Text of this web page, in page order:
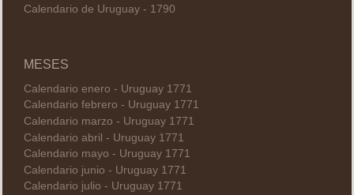
Calendario de Uruguay - 1790
MESES
Calendario enero - Uruguay 1771
Calendario febrero - Uruguay 1771
Calendario marzo - Uruguay 1771
Calendario abril - Uruguay 1771
Calendario mayo - Uruguay 1771
Calendario junio - Uruguay 1771
Calendario julio - Uruguay 1771